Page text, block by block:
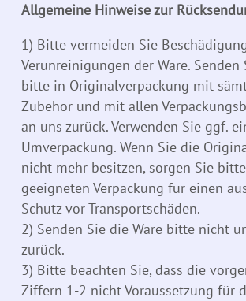
Allgemeine Hinweise zur
1) Bitte vermeiden Sie
Verunreinigungen der Ware. Senden
bitte in Originalverpackung mit
Zubehör und mit allen
an uns zurück. Verwenden Sie ggf.
Umverpackung. Wenn Sie die
nicht mehr besitzen, sorgen Sie
geeigneten Verpackung für einen
Schutz vor Transportschäden.
2) Senden Sie die Ware bitte nicht
zurück.
3) Bitte beachten Sie, dass die
Ziffern 1-2 nicht Voraussetzung für